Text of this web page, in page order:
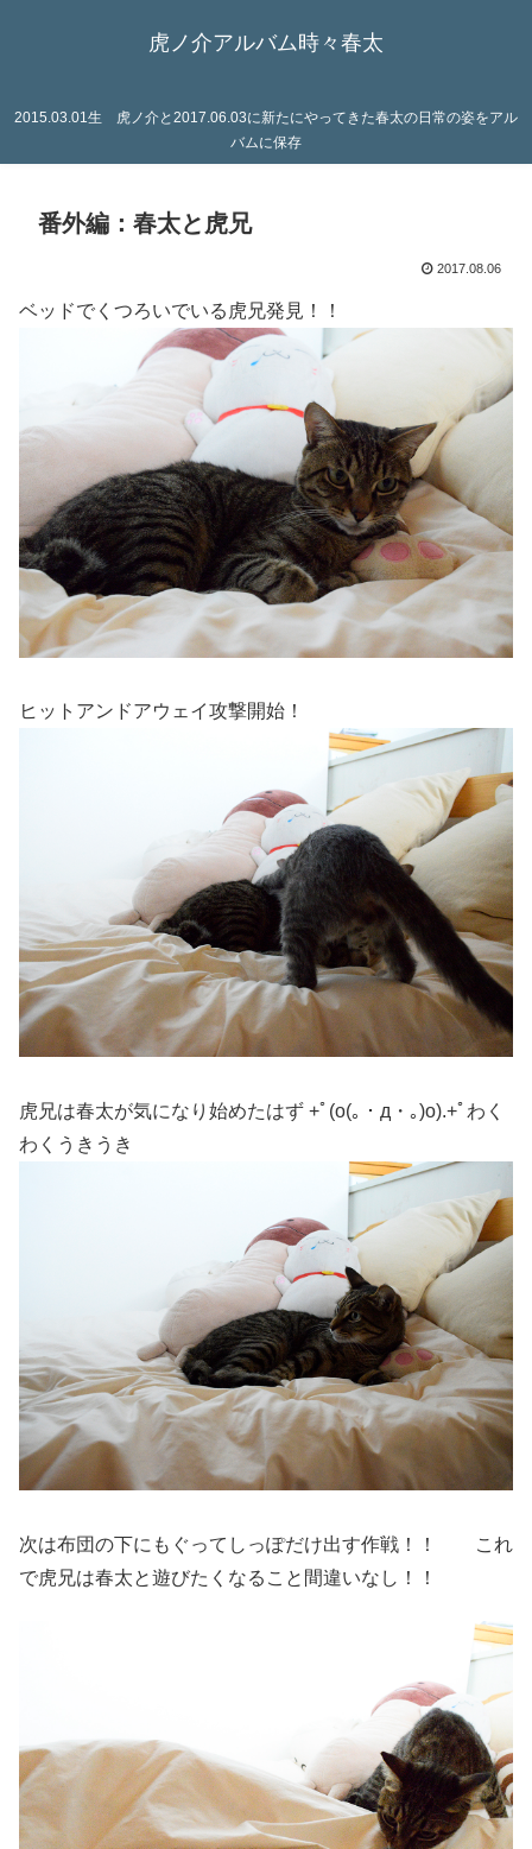
虎ノ介アルバム時々春太
2015.03.01生 虎ノ介と2017.06.03に新たにやってきた春太の日常の姿をアル
バムに保存
番外編：春太と虎兄
2017.08.06
ベッドでくつろいでいる虎兄発見！！
ヒットアンドアウェイ攻撃開始！
虎兄は春太が気になり始めたはず +ﾟ(o(｡・д・｡)o).+ﾟわく
わくうきうき
次は布団の下にもぐってしっぽだけ出す作戦！！ これ
で虎兄は春太と遊びたくなること間違いなし！！